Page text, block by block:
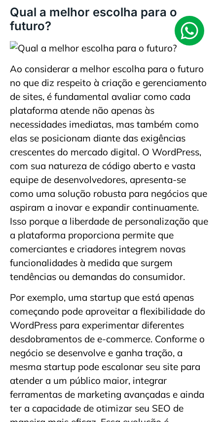
Qual a melhor escolha para o
futuro?
Ao considerar a melhor escolha para o futuro
no que diz respeito à criação e gerenciamento
de sites, é fundamental avaliar como cada
plataforma atende não apenas às
necessidades imediatas, mas também como
elas se posicionam diante das exigências
crescentes do mercado digital. O WordPress,
com sua natureza de código aberto e vasta
equipe de desenvolvedores, apresenta-se
como uma solução robusta para negócios que
aspiram a inovar e expandir continuamente.
Isso porque a liberdade de personalização que
a plataforma proporciona permite que
comerciantes e criadores integrem novas
funcionalidades à medida que surgem
tendências ou demandas do consumidor.
Por exemplo, uma startup que está apenas
começando pode aproveitar a flexibilidade do
WordPress para experimentar diferentes
desdobramentos de e-commerce. Conforme o
negócio se desenvolve e ganha tração, a
mesma startup pode escalonar seu site para
atender a um público maior, integrar
ferramentas de marketing avançadas e ainda
ter a capacidade de otimizar seu SEO de